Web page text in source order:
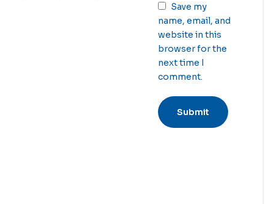
Save my
name, email, and
website in this
browser for the
next time I
comment.